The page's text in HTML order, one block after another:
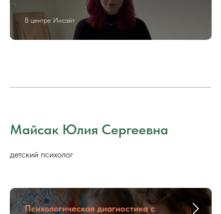
В центре Инсайт
Майсак Юлия Сергеевна
детский психолог
Психологическая диагностика с